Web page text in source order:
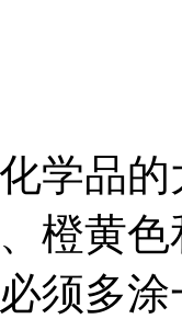
学品
橙黄
须多